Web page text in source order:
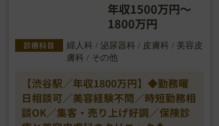
年収1500万円～
1800万円
診療科目
婦人科 / 泌尿器科 / 皮膚科 / 美容皮
膚科 / その他
【渋谷駅／年収1800万円】◆勤務曜
日相談可／美容経験不問／時短勤務相
談OK／集客・売り上げ好調／保険診